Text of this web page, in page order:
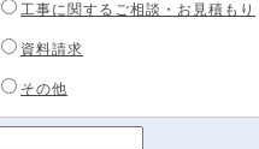
工事に関するご相談・お見積もり
資料請求
その他